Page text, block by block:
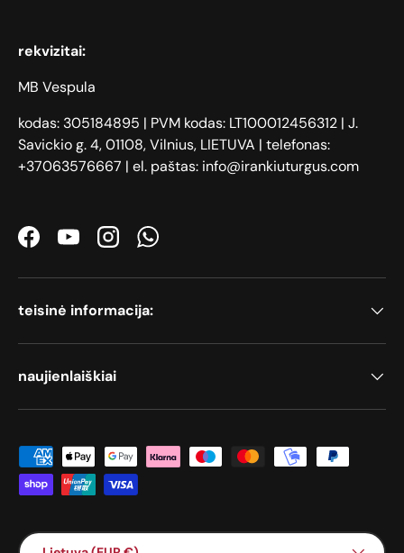
rekvizitai:
MB Vespula
kodas: 305184895 | PVM kodas: LT100012456312 | J.
Savickio g. 4, 01108, Vilnius, LIETUVA | telefonas:
+37063576667 | el. paštas: info@irankiuturgus.com
FacebookYouTubeInstagramWhatsApp
teisinė informacija:
naujienlaiškiai
Priimami mokėjimo būdai
Šalis / Regionas